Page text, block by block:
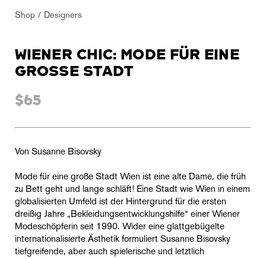
Shop Designers
WIENER CHIC: MODE FÜR EINE
GROSSE STADT
$65
Von Susanne Bisovsky
Mode für eine große Stadt Wien ist eine alte Dame, die früh
zu Bett geht und lange schläft! Eine Stadt wie Wien in einem
globalisierten Umfeld ist der Hintergrund für die ersten
dreißig Jahre „Bekleidungsentwicklungshilfe“ einer Wiener
Modeschöpferin seit 1990. Wider eine glattgebügelte
internationalisierte Ästhetik formuliert Susanne Bisovsky
tiefgreifende, aber auch spielerische und letztlich